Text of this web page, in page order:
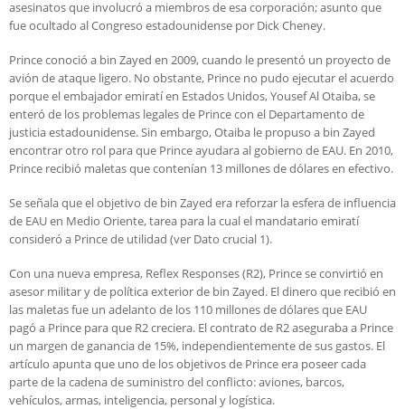
asesinatos que involucró a miembros de esa corporación; asunto que
fue ocultado al Congreso estadounidense por Dick Cheney.
Prince conoció a bin Zayed en 2009, cuando le presentó un proyecto de
avión de ataque ligero. No obstante, Prince no pudo ejecutar el acuerdo
porque el embajador emiratí en Estados Unidos, Yousef Al Otaiba, se
enteró de los problemas legales de Prince con el Departamento de
justicia estadounidense. Sin embargo, Otaiba le propuso a bin Zayed
encontrar otro rol para que Prince ayudara al gobierno de EAU. En 2010,
Prince recibió maletas que contenían 13 millones de dólares en efectivo.
Se señala que el objetivo de bin Zayed era reforzar la esfera de influencia
de EAU en Medio Oriente, tarea para la cual el mandatario emiratí
consideró a Prince de utilidad (ver Dato crucial 1).
Con una nueva empresa, Reflex Responses (R2), Prince se convirtió en
asesor militar y de política exterior de bin Zayed. El dinero que recibió en
las maletas fue un adelanto de los 110 millones de dólares que EAU
pagó a Prince para que R2 creciera. El contrato de R2 aseguraba a Prince
un margen de ganancia de 15%, independientemente de sus gastos. El
artículo apunta que uno de los objetivos de Prince era poseer cada
parte de la cadena de suministro del conflicto: aviones, barcos,
vehículos, armas, inteligencia, personal y logística.